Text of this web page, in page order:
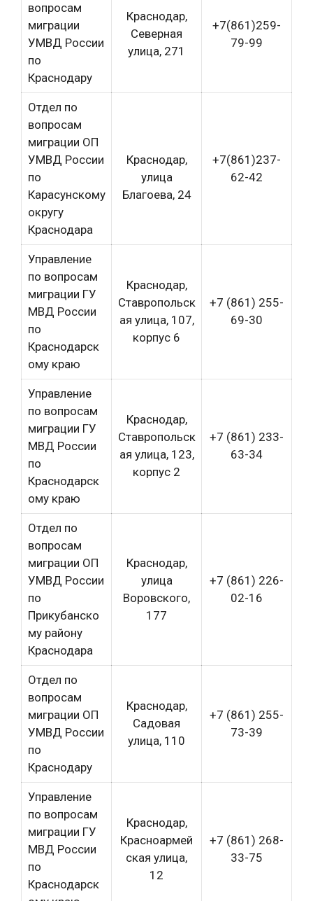
вопросам
миграции
УМВД России
по
Краснодару
Краснодар,
Северная
улица, 271
+7(861)259-
79-99
Отдел по
вопросам
миграции ОП
УМВД России
по
Карасунскому
округу
Краснодара
Краснодар,
улица
Благоева, 24
+7(861)237-
62-42
Управление
по вопросам
миграции ГУ
МВД России
по
Краснодарск
ому краю
Краснодар,
Ставропольск
ая улица, 107,
корпус 6
+7 (861) 255-
69-30
Управление
по вопросам
миграции ГУ
МВД России
по
Краснодарск
ому краю
Краснодар,
Ставропольск
ая улица, 123,
корпус 2
+7 (861) 233-
63-34
Отдел по
вопросам
миграции ОП
УМВД России
по
Прикубанско
му району
Краснодара
Краснодар,
улица
Воровского,
177
+7 (861) 226-
02-16
Отдел по
вопросам
миграции ОП
УМВД России
по
Краснодару
Краснодар,
Садовая
улица, 110
+7 (861) 255-
73-39
Управление
по вопросам
миграции ГУ
МВД России
по
Краснодарск
Краснодар,
Красноармей
ская улица,
12
+7 (861) 268-
33-75